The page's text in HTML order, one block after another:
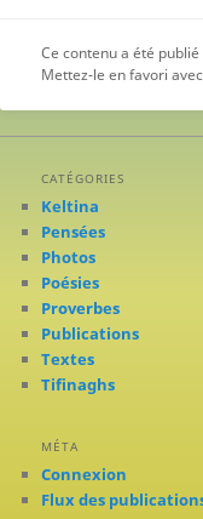
Ce contenu a été publié
Mettez-le en favori
CATÉGORIES
Keltina
Pensées
Photos
Poésies
Proverbes
Publications
Textes
Tifinaghs
MÉTA
Connexion
Flux des